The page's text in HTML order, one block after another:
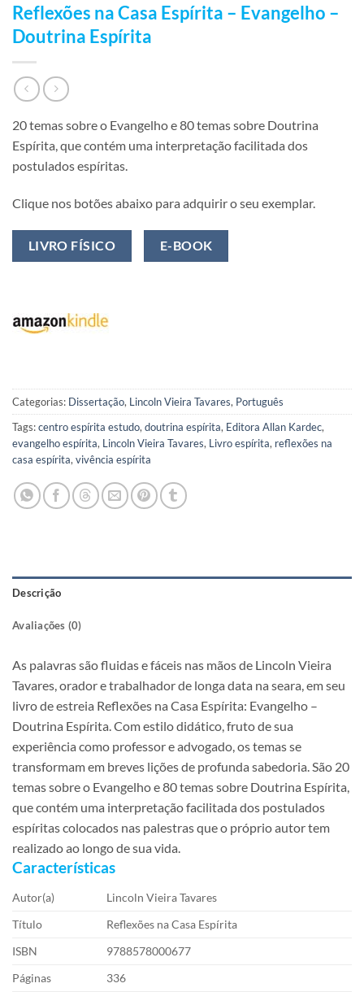
Reflexões na Casa Espírita – Evangelho –
Doutrina Espírita
20 temas sobre o Evangelho e 80 temas sobre Doutrina
Espírita, que contém uma interpretação facilitada dos
postulados espíritas.
Clique nos botões abaixo para adquirir o seu exemplar.
LIVRO FÍSICO E-BOOK
Categorias: Dissertação, Lincoln Vieira Tavares, Português
Tags:centro espírita estudo, doutrina espírita, Editora Allan Kardec,
evangelho espírita, Lincoln Vieira Tavares, Livro espírita, reflexões na
casa espírita, vivência espírita
Descrição
Avaliações (0)
As palavras são fluidas e fáceis nas mãos de Lincoln Vieira
Tavares, orador e trabalhador de longa data na seara, em seu
livro de estreia Reflexões na Casa Espírita: Evangelho –
Doutrina Espírita. Com estilo didático, fruto de sua
experiência como professor e advogado, os temas se
transformam em breves lições de profunda sabedoria. São 20
temas sobre o Evangelho e 80 temas sobre Doutrina Espírita,
que contém uma interpretação facilitada dos postulados
espíritas colocados nas palestras que o próprio autor tem
realizado ao longo de sua vida.
Características
Autor(a)
Lincoln Vieira Tavares
Título
Reflexões na Casa Espírita
ISBN
9788578000677
Páginas
336